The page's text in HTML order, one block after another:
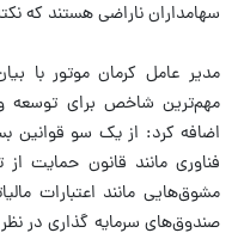
سهامداران ناراضی هستند که
مدیر عامل کرمان موتور با
مهم‌ترین شاخص برای توسعه
اضافه کرد: از یک سو قوانین
فناوری مانند قانون حمایت
مشوق‌هایی مانند اعتبارات
صندوق‌های سرمایه گذاری در